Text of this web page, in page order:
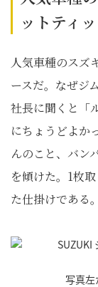
ットティ
人気車種のスズ
ースだ。なぜジ
社長に聞くと「
にちょうどよか
んのこと、バン
を傾けた。1枚
た仕掛けである。
写真左